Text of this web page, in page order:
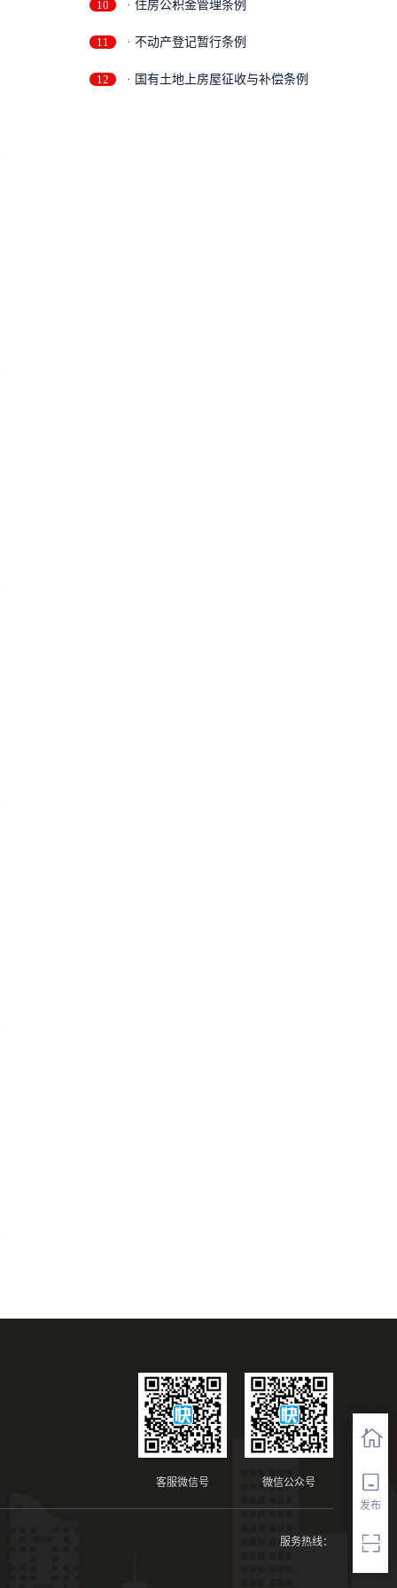
发布
10 · 住房公积金管理条例
11 · 不动产登记暂行条例
12 · 国有土地上房屋征收与补偿条例
微信公众号
客服微信号
服务热线：